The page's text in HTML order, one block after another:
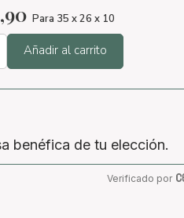
Para 35 x 26 x 10
Añadir al carrito
benéfica de tu elección.
Verificado por